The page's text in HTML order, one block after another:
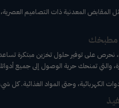
مثل المقابض المعدنية ذات التصاميم
نحرص على توفير حلول تخزين
والتي تمنحك حرية الوصول إلى جميع
الكهربائية، وحتى المواد الغذائية.